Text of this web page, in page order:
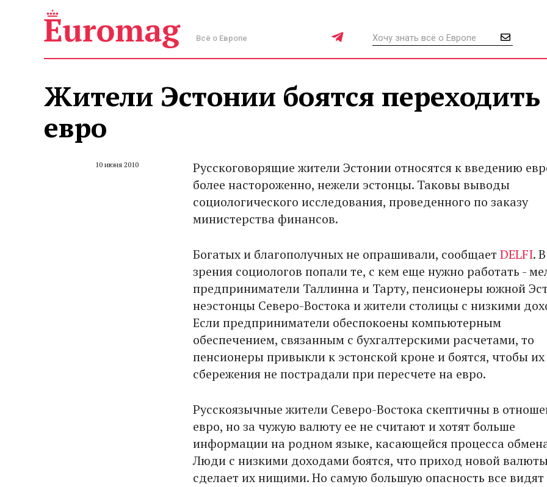
Всё о Европе
Жители Эстонии боятся
евро
10 июня 2010
Русскоговорящие жители Эстонии относятся к введению
более настороженно, нежели эстонцы. Таковы выводы
социологического исследования, проведенного по заказу
министерства финансов.
Богатых и благополучных не опрашивали, сообщает DELFI.
зрения социологов попали те, с кем еще нужно работать -
предприниматели Таллинна и Тарту, пенсионеры южной
неэстонцы Северо-Востока и жители столицы с низкими
Если предприниматели обеспокоены компьютерным
обеспечением, связанным с бухгалтерскими расчетами, то
пенсионеры привыкли к эстонской кроне и боятся, чтобы их
сбережения не пострадали при пересчете на евро.
Русскоязычные жители Северо-Востока скептичны в
евро, но за чужую валюту ее не считают и хотят больше
информации на родном языке, касающейся процесса
Люди с низкими доходами боятся, что приход новой
сделает их нищими. Но самую большую опасность все видят